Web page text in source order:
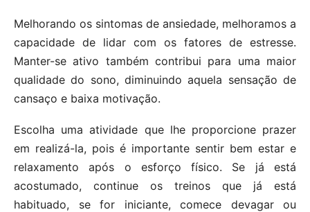
Melhorando os sintomas de ansiedade, melhoramos a
capacidade de lidar com os fatores de estresse.
Manter-se ativo também contribui para uma maior
qualidade do sono, diminuindo aquela sensação de
cansaço e baixa motivação.
Escolha uma atividade que lhe proporcione prazer
em realizá-la, pois é importante sentir bem estar e
relaxamento após o esforço físico. Se já está
acostumado, continue os treinos que já está
habituado, se for iniciante, comece devagar ou